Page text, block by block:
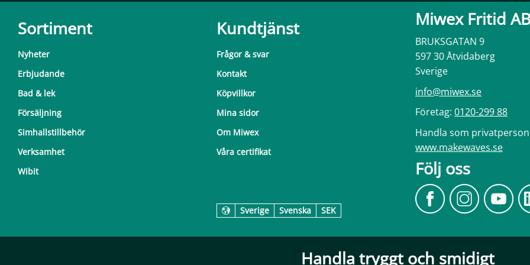
Sortiment
Nyheter
Erbjudande
Bad & lek
Försäljning
Simhallstillbehör
Verksamhet
Wibit
Kundtjänst
Frågor & svar
Kontakt
Köpvillkor
Mina sidor
Om Miwex
Våra certifikat
Sverige Svenska SEK
Miwex Fritid AB
BRUKSGATAN 9
597 30 Åtvidaberg
Sverige
info@miwex.se
Företag: 0120-299 88
Handla som
www.makewaves.se
Följ oss
Handla tryggt och smidigt